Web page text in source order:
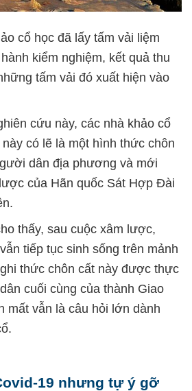
cổ học đã lấy tấm vải liệm
kiểm nghiệm, kết quả thu
tấm vải đó xuất hiện vào
cứu này, các nhà khảo cổ
có lẽ là một hình thức chôn
dân địa phương và mới
của Hãn quốc Sát Hợp Đài
thấy, sau cuộc xâm lược,
tiếp tục sinh sống trên mảnh
thức chôn cất này được thực
cuối cùng của thành Giao
mất vẫn là câu hỏi lớn dành
19 nhưng tự ý gỡ